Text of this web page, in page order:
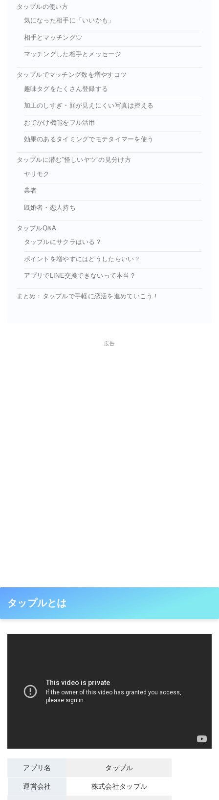
タップルの使い方
気になった相手に「いいかも」
相手とマッチング♡
マッチングした相手とメッセージ
タップルでマッチング数を増やすコツ
趣味タグをたくさん登録する
加工のしすぎ・顔が見えにくい写真は控える
おでかけ機能をフル活用
効果のあるタイミングでモテタイマーを使う
タップルに潜む”怪しいヤツ”の見分け方
ヤリモク
業者
既婚者・恋人持ち
タップルQ&A
タップルにサクラはいる？
ポイントを増やすにはどうしたらいい？
アプリでLINE交換できないって本当？
まとめ：タップルで手軽に恋活を進めていこう！
広告
タップルとは
アプリ名 タップル
運営会社 株式会社タップル